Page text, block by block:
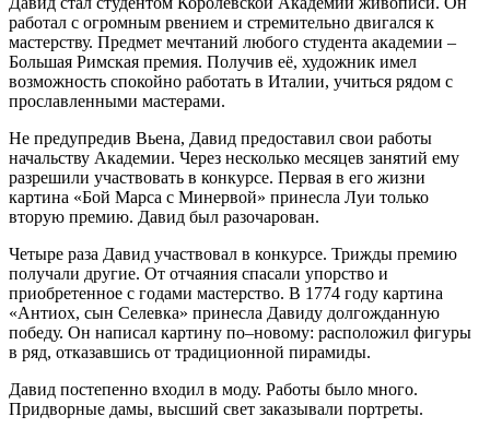
работал с огромным рвением и стремительно двигался к
мастерству. Предмет мечтаний любого студента академии –
Большая Римская премия. Получив её, художник имел
возможность спокойно работать в Италии, учиться рядом с
прославленными мастерами.
Не предупредив Вьена, Давид предоставил свои работы
начальству Академии. Через несколько месяцев занятий ему
разрешили участвовать в конкурсе. Первая в его жизни
картина «Бой Марса с Минервой» принесла Луи только
вторую премию. Давид был разочарован.
Четыре раза Давид участвовал в конкурсе. Трижды премию
получали другие. От отчаяния спасали упорство и
приобретенное с годами мастерство. В 1774 году картина
«Антиох, сын Селевка» принесла Давиду долгожданную
победу. Он написал картину по–новому: расположил фигуры
в ряд, отказавшись от традиционной пирамиды.
Давид постепенно входил в моду. Работы было много.
Придворные дамы, высший свет заказывали портреты.